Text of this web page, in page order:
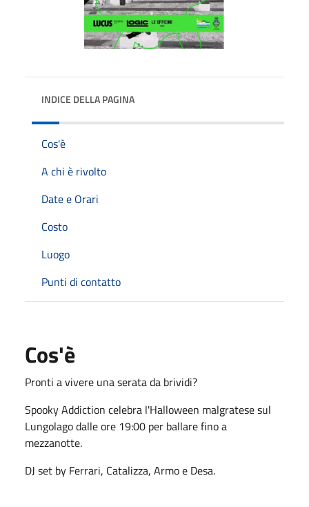
INDICE DELLA PAGINA
Cos'è
A chi è rivolto
Date e Orari
Costo
Luogo
Punti di contatto
Cos'è
Pronti a vivere una serata da brividi?
Spooky Addiction celebra l'Halloween malgratese sul
Lungolago dalle ore 19:00 per ballare fino a
mezzanotte.
DJ set by Ferrari, Catalizza, Armo e Desa.